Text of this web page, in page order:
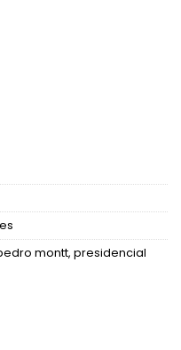
montt, presidencial